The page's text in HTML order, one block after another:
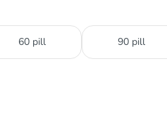
60 pill 90 pill